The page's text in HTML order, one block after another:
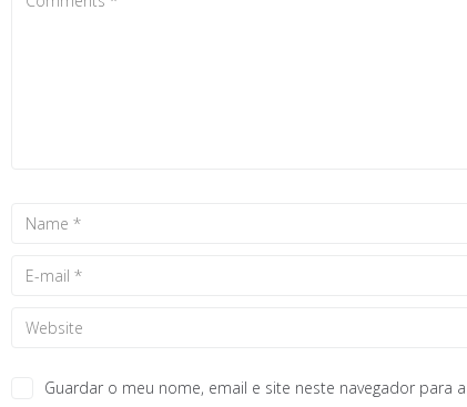
Guardar o meu nome, email e site neste navegador para